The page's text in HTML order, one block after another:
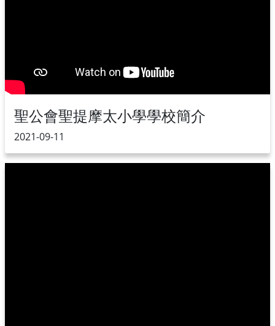
聖公會聖提摩太小學學校簡介
2021-09-11